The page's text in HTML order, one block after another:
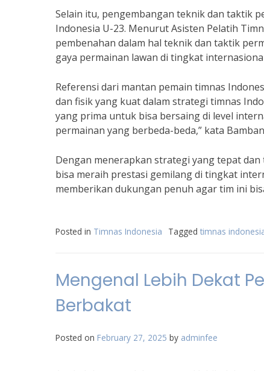
Selain itu, pengembangan teknik dan taktik
Indonesia U-23. Menurut Asisten Pelatih
pembenahan dalam hal teknik dan taktik
gaya permainan lawan di tingkat
Referensi dari mantan pemain timnas
dan fisik yang kuat dalam strategi timnas
yang prima untuk bisa bersaing di level
permainan yang berbeda-beda,” kata
Dengan menerapkan strategi yang tepat
bisa meraih prestasi gemilang di tingkat
memberikan dukungan penuh agar tim ini
Posted in Timnas Indonesia Tagged timnas
Mengenal Lebih Dekat
Berbakat
Posted on February 27, 2025 by adminfee